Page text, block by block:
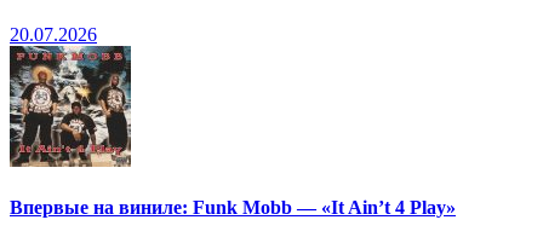
20.07.2026
Впервые на виниле: Funk Mobb — «It Ain’t 4 Play»